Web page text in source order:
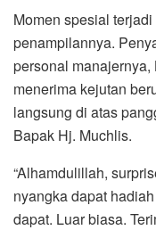
Momen spesial
penampilannya.
personal
menerima kejutan
langsung di atas
Bapak Hj. Muchlis.
“Alhamdulillah,
nyangka dapat
dapat. Luar biasa.